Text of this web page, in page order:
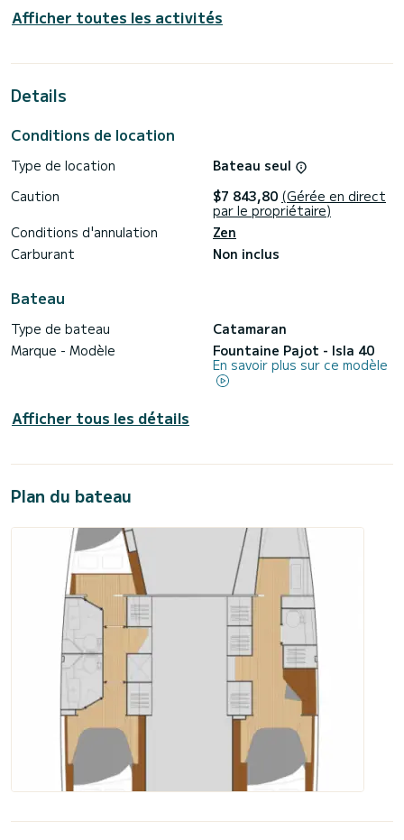
Afficher toutes les activités
Details
Conditions de location
Type de location
Bateau seul
Caution
$7 843,80 (Gérée en direct
par le propriétaire)
Conditions d'annulation
Zen
Carburant
Non inclus
Bateau
Type de bateau
Catamaran
Marque - Modèle
Fountaine Pajot - Isla 40
En savoir plus sur ce modèle
Afficher tous les détails
Plan du bateau